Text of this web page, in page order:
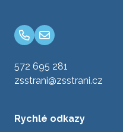
572 695 281
zsstrani@zsstrani.cz
Rychlé odkazy